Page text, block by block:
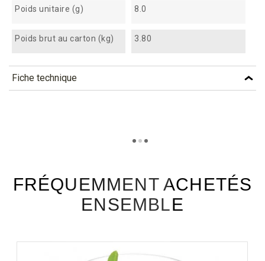
Poids unitaire (g) 8.0
Poids brut au carton (kg) 3.80
Fiche technique
FRÉQUEMMENT ACHETÉS
ENSEMBLE